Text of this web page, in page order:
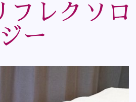
フレクソロ
ジー